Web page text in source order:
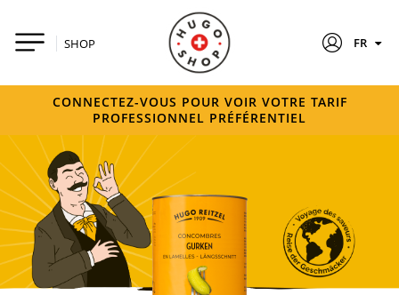
SHOP FR
CONNECTEZ-VOUS POUR VOIR VOTRE TARIF
PROFESSIONNEL PRÉFÉRENTIEL